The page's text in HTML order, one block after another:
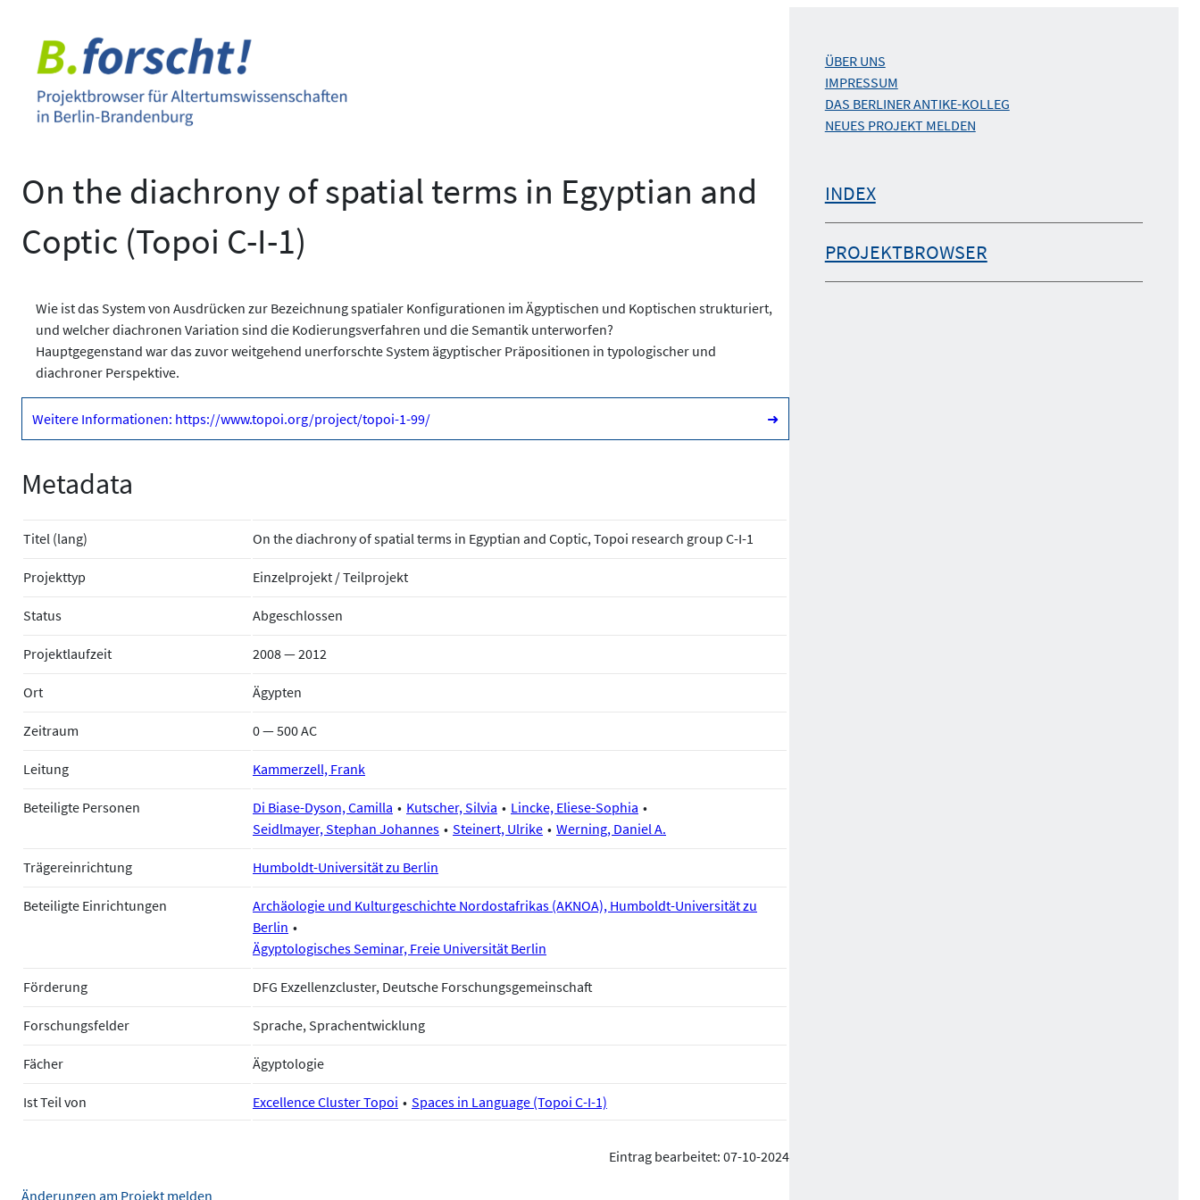
springen
On the diachrony of spatial terms in Egyptian and
Coptic (Topoi C-I-1)
Wie ist das System von Ausdrücken zur Bezeichnung spatialer Konfigurationen im Ägyptischen und Koptischen strukturiert,
und welcher diachronen Variation sind die Kodierungsverfahren und die Semantik unterworfen?
Hauptgegenstand war das zuvor weitgehend unerforschte System ägyptischer Präpositionen in typologischer und
diachroner Perspektive.
Weitere Informationen: https://www.topoi.org/project/topoi-1-99/ ➜
Metadata
Titel (lang) On the diachrony of spatial terms in Egyptian and Coptic, Topoi research group C-I-1
Projekttyp Einzelprojekt / Teilprojekt
Status Abgeschlossen
Projektlaufzeit 2008 — 2012
Ort Ägypten
Zeitraum 0 — 500 AC
Leitung Kammerzell, Frank
Beteiligte Personen Di Biase-Dyson, Camilla Kutscher, Silvia
Lincke, Eliese-Sophia
Seidlmayer, Stephan Johannes
Steinert, Ulrike Werning, Daniel A.
Trägereinrichtung Humboldt-Universität zu Berlin
Beteiligte Einrichtungen
Archäologie und Kulturgeschichte Nordostafrikas (AKNOA), Humboldt-Universität zu
Berlin
Ägyptologisches Seminar, Freie Universität Berlin
Förderung DFG Exzellenzcluster, Deutsche Forschungsgemeinschaft
Forschungsfelder Sprache, Sprachentwicklung
Fächer Ägyptologie
Ist Teil von Excellence Cluster Topoi Spaces in Language (Topoi C-I-1)
Eintrag bearbeitet: 07-10-2024
Änderungen am Projekt melden
ÜBER UNS
IMPRESSUM
DAS BERLINER ANTIKE-KOLLEG
NEUES PROJEKT MELDEN
INDEX
PROJEKTBROWSER